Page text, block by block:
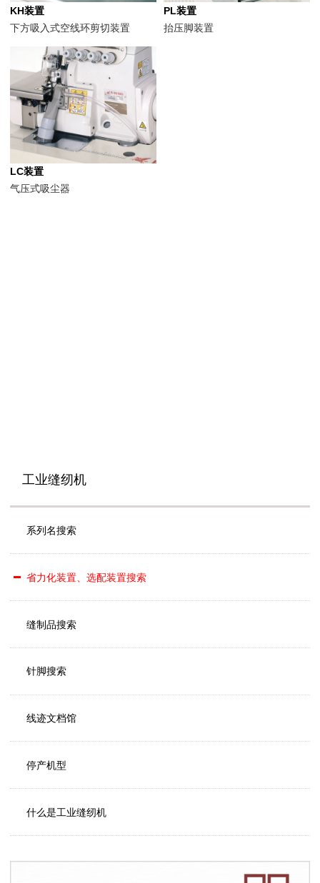
KH装置
下方吸入式空线环剪切装置
PL装置
抬压脚装置
LC装置
气压式吸尘器
工业缝纫机
系列名搜索
省力化装置、选配装置搜索
缝制品搜索
针脚搜索
线迹文档馆
停产机型
什么是工业缝纫机